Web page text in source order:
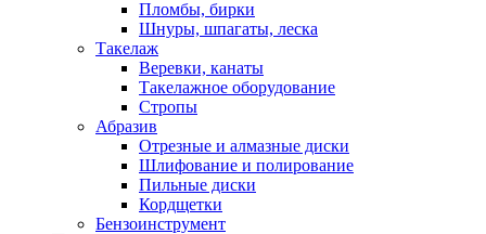
Пломбы, бирки
Шнуры, шпагаты, леска
Такелаж
Веревки, канаты
Такелажное оборудование
Стропы
Абразив
Отрезные и алмазные диски
Шлифование и полирование
Пильные диски
Кордщетки
Бензоинструмент